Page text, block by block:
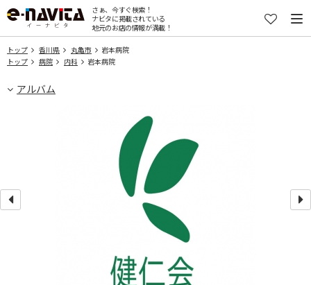
さぁ、今すぐ検索！
ナビタに掲載されている
地元のお店の情報が満載！
トップ 香川県 丸亀市
岩本病院
トップ
病院 内科 岩本病院
アルバム